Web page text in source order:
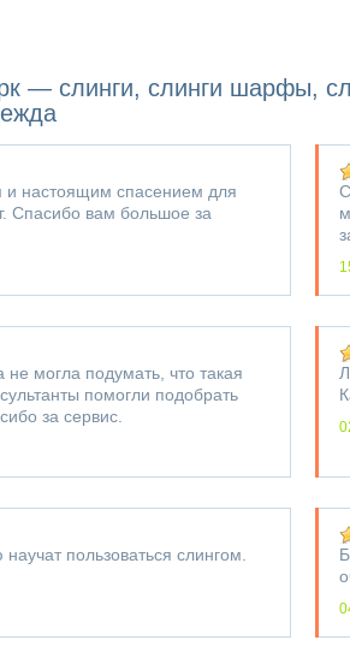
— слинги, слинги шарфы,
и настоящим спасением для
Спасибо вам большое за
могла подумать, что такая
помогли подобрать
за сервис.
пользоваться слингом.